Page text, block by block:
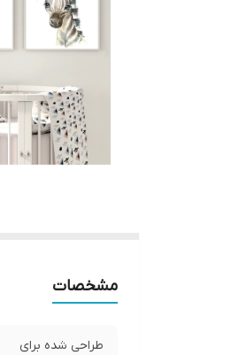
مشخصات
طراحی شده برای